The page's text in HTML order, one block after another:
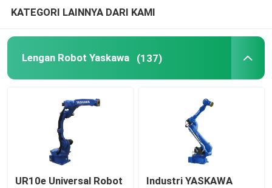
Mesin pembersih laser genggam
Mesin Las Fronius
Lengan Robot Industri
Robot GSK
KATEGORI LAINNYA DARI KAMI
Lengan Robot Yaskawa (137)
UR10e Universal Robot
Industri YASKAWA